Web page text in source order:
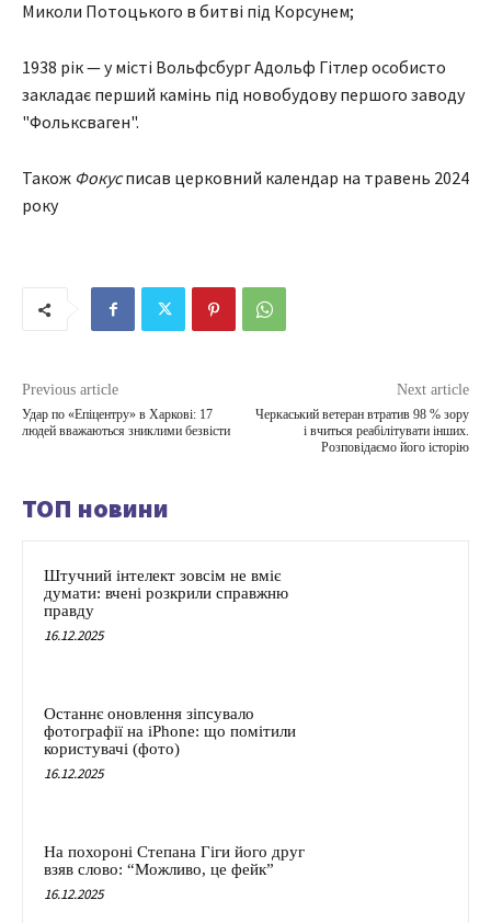
Миколи Потоцького в битві під Корсунем;
1938 рік — у місті Вольфсбург Адольф Гітлер особисто
закладає перший камінь під новобудову першого заводу
"Фольксваген".
Також Фокусписав церковний календар на травень 2024
року
Previous article
Удар по «Епіцентру» в Харкові: 17
людей вважаються зниклими безвісти
Next article
Черкаський ветеран втратив 98 % зору
і вчиться реабілітувати інших.
Розповідаємо його історію
ТОП новини
Штучний інтелект зовсім не вміє
думати: вчені розкрили справжню
правду
16.12.2025
Останнє оновлення зіпсувало
фотографії на iPhone: що помітили
користувачі (фото)
16.12.2025
На похороні Степана Гіги його друг
взяв слово: “Можливо, це фейк”
16.12.2025